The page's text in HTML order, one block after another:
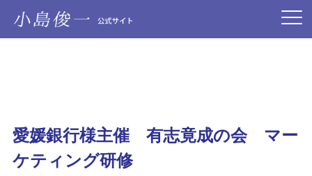
愛媛銀行様主催 有志竟成の会 マー
ケティング研修